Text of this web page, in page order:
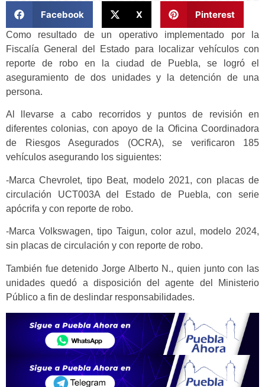
Facebook X Pinterest
Como resultado de un operativo implementado por la
Fiscalía General del Estado para localizar vehículos con
reporte de robo en la ciudad de Puebla, se logró el
aseguramiento de dos unidades y la detención de una
persona.
Al llevarse a cabo recorridos y puntos de revisión en
diferentes colonias, con apoyo de la Oficina Coordinadora
de Riesgos Asegurados (OCRA), se verificaron 185
vehículos asegurando los siguientes:
-Marca Chevrolet, tipo Beat, modelo 2021, con placas de
circulación UCT003A del Estado de Puebla, con serie
apócrifa y con reporte de robo.
-Marca Volkswagen, tipo Taigun, color azul, modelo 2024,
sin placas de circulación y con reporte de robo.
También fue detenido Jorge Alberto N., quien junto con las
unidades quedó a disposición del agente del Ministerio
Público a fin de deslindar responsabilidades.